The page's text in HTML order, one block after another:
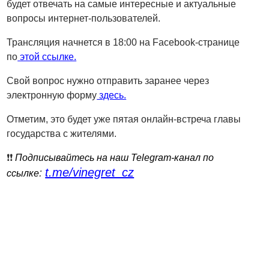
будет отвечать на самые интересные и актуальные
вопросы интернет-пользователей.
Трансляция начнется в 18:00 на Facebook-странице
по этой ссылке.
Свой вопрос нужно отправить заранее через
электронную форму здесь.
Отметим, это будет уже пятая онлайн-встреча главы
государства с жителями.
❗️❗️Подписывайтесь на наш Telegram-канал по
ссылке: t.me/vinegret_cz